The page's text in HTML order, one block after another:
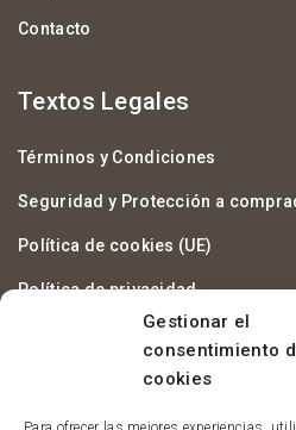
Gestionar el
consentimiento
cookies
Contacto
Textos Legales
Términos y Condiciones
Seguridad y Protección a
Política de cookies (UE)
Política de privacidad